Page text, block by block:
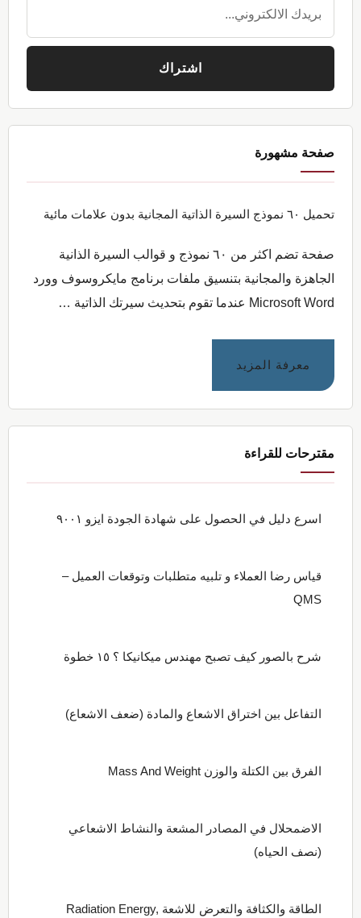
صفحة مشهورة
تحميل ٦٠ نموذج السيرة الذاتية المجانية بدون علامات مائية
صفحة تضم اكثر من ٦٠ نموذج و قوالب السيرة الذانية
الجاهزة والمجانية بتنسيق ملفات برنامج مايكروسوف وورد
Microsoft Word عندما تقوم بتحديث سيرتك الذاتية …
معرفة المزيد
السيرة
مائية
مقترحات للقراءة
اسرع دليل في الحصول على شهادة الجودة ايزو ٩٠٠١
قياس رضا العملاء و تلبيه متطلبات وتوقعات العميل –
QMS
شرح بالصور كيف تصبح مهندس ميكانيكا ؟ ١٥ خطوة
التفاعل بين اختراق الاشعاع والمادة (ضعف الاشعاع)
الفرق بين الكتلة والوزن Mass And Weight
الاضمحلال في المصادر المشعة والنشاط الاشعاعي
(نصف الحياه)
الطاقة والكثافة والتعرض للاشعة Radiation Energy,